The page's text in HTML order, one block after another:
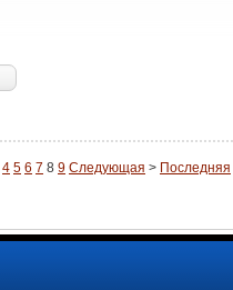
4 5 6 7 8 9 Следующая > Последняя